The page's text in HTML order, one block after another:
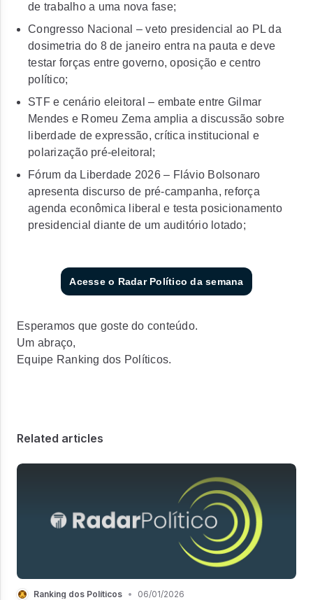
de trabalho a uma nova fase;
Congresso Nacional – veto presidencial ao PL da
dosimetria do 8 de janeiro entra na pauta e deve
testar forças entre governo, oposição e centro
político;
STF e cenário eleitoral – embate entre Gilmar
Mendes e Romeu Zema amplia a discussão sobre
liberdade de expressão, crítica institucional e
polarização pré-eleitoral;
Fórum da Liberdade 2026 – Flávio Bolsonaro
apresenta discurso de pré-campanha, reforça
agenda econômica liberal e testa posicionamento
presidencial diante de um auditório lotado;
Acesse o Radar Político da semana
Esperamos que goste do conteúdo.
Um abraço,
Equipe Ranking dos Políticos.
Related articles
Ranking dos Políticos • 06/01/2026